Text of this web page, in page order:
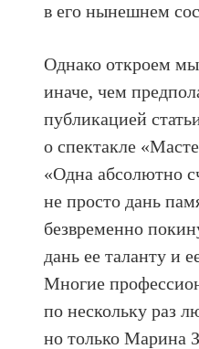
в его нынешнем
Однако откроем мы
иначе, чем
публикацией
о спектакле
«Одна абсолютно
не просто дань
безвременно
дань ее таланту и
Многие
по нескольку раз
но только Марина